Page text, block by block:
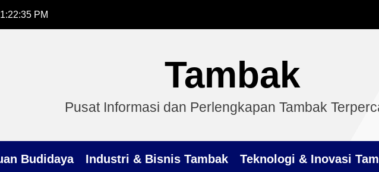
1:22:36 PM
Tambak
Pusat Informasi dan Perlengkapan Tambak
Budidaya Industri & Bisnis Tambak Teknologi & Inovasi